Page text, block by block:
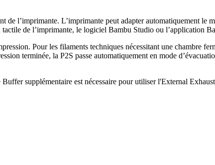
de l’imprimante. L’imprimante peut adapter automatiquement
de l’imprimante, le logiciel Bambu Studio ou l’application
Pour les filaments techniques nécessitant une chambre
terminée, la P2S passe automatiquement en mode
supplémentaire est nécessaire pour utiliser l'External